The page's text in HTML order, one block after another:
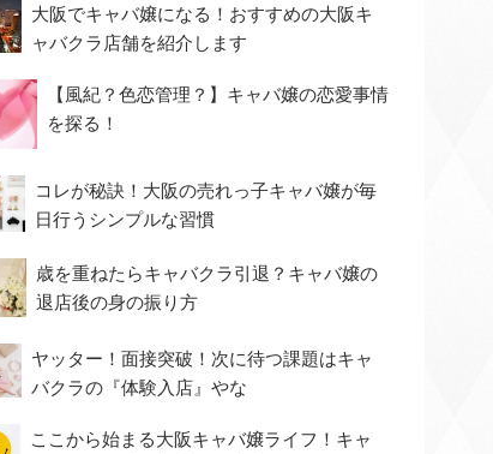
大阪でキャバ嬢になる！おすすめの大阪キ
ャバクラ店舗を紹介します
【風紀？色恋管理？】キャバ嬢の恋愛事情
を探る！
コレが秘訣！大阪の売れっ子キャバ嬢が毎
日行うシンプルな習慣
歳を重ねたらキャバクラ引退？キャバ嬢の
退店後の身の振り方
ヤッター！面接突破！次に待つ課題はキャ
バクラの『体験入店』やな
ここから始まる大阪キャバ嬢ライフ！キャ